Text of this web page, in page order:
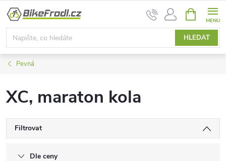
Přejít
obsah
HLEDAT
NÁKUPNÍ
KOŠÍK
Pevná
XC, maraton kola
Filtrovat
Dle ceny